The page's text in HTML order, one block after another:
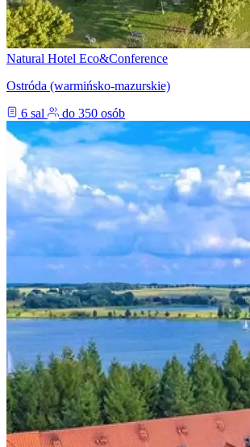
Natural Hotel Eco&Conference
Ostróda (warmińsko-mazurskie)
6 sal
do 350 osób